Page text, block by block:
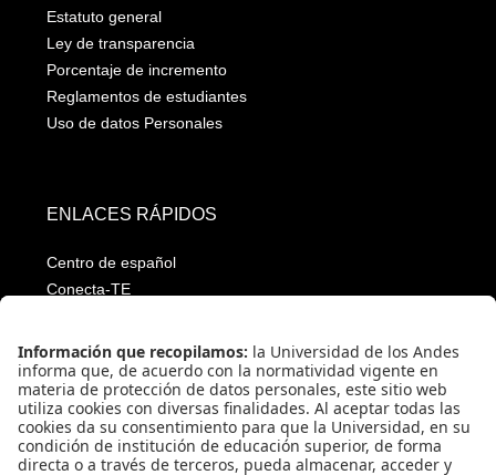
Estatuto general
Ley de transparencia
Porcentaje de incremento
Reglamentos de estudiantes
Uso de datos Personales
ENLACES RÁPIDOS
Centro de español
Conecta-TE
Emergencias: Extensión 0000
Eventos destacados
Mapa del Sitio
Multimedia
Noticias